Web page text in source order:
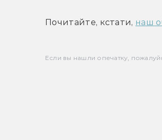
Почитайте, кстати, наш
Если вы нашли опечатку,